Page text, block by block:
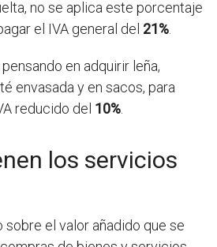
no se aplica este porcentaje
el IVA general del 21%
en adquirir leña,
envasada y en sacos, para
reducido del 10%
los servicios
sobre el valor añadido que se